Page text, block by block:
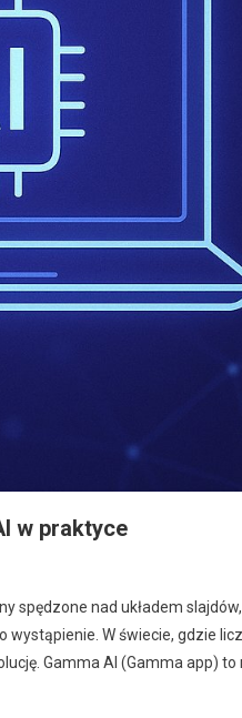
w praktyce
spędzone nad układem
W świecie, gdzie
Gamma AI (Gamma app)